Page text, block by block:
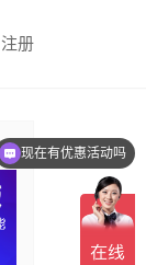
注册
现在有优惠活动吗